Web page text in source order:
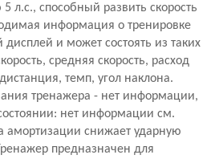
л.с., способный развить скорость
информация о тренировке
и может состоять из таких
средняя скорость, расход
темп, угол наклона.
тренажера - нет информации,
нет информации см.
амортизации снижает ударную
предназначен для